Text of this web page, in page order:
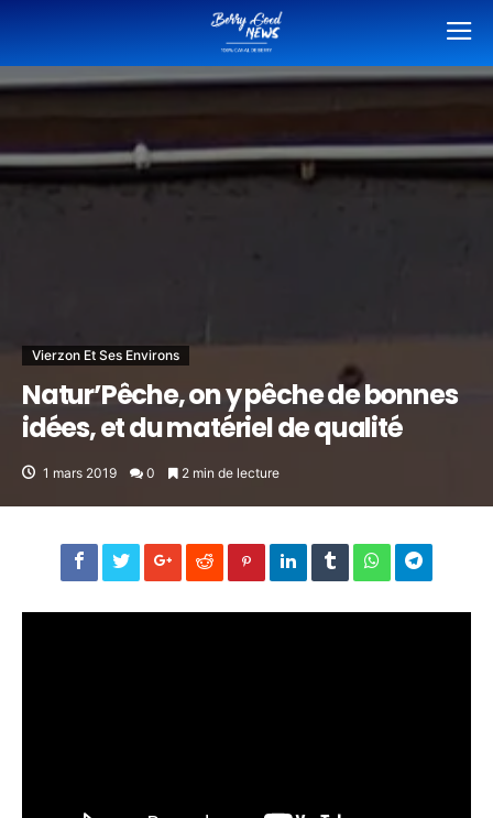
Vierzon Et Ses Environs
Natur’Pêche, on y pêche de bonnes
idées, et du matériel de qualité
1 mars 2019 0 2 min de lecture